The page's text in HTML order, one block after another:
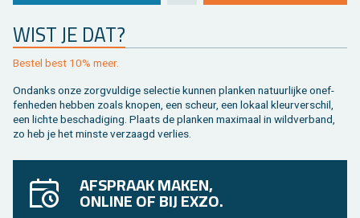
WIST JE DAT?
Be­stel best 10% meer.
On­danks onze zorg­vul­di­ge se­lec­tie kun­nen plan­ken na­tuur­lij­ke on­ef­
fen­he­den heb­ben zoals kno­pen, een scheur, een lo­kaal kleur­ver­schil,
een lich­te be­scha­di­ging. Plaats de plan­ken maxi­maal in wild­ver­band,
zo heb je het min­ste ver­zaagd ver­lies.
AFSPRAAK MAKEN,
ONLINE OF BIJ EXZO.